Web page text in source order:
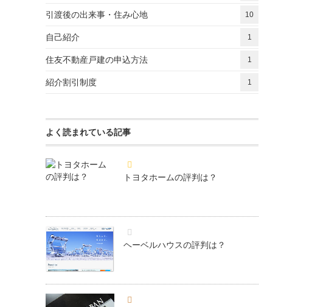
引渡後の出来事・住み心地 10
自己紹介 1
住友不動産戸建の申込方法 1
紹介割引制度 1
よく読まれている記事
トヨタホームの評判は？
ヘーベルハウスの評判は？